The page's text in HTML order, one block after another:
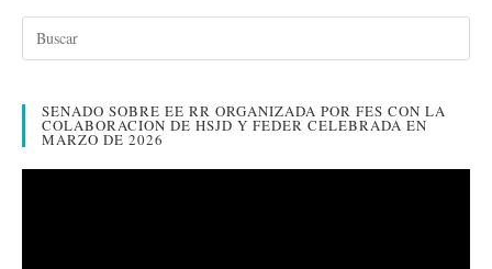
Por
A
La
Depresión
El
SENADO SOBRE EE RR ORGANIZADA POR FES CON LA
COLABORACION DE HSJD Y FEDER CELEBRADA EN
MARZO DE 2026